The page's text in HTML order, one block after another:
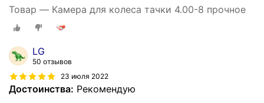
Товар — Камера для колеса тачки 4.00-8 прочное
LG
50 отзывов
23 июля 2022
Достоинства: Рекомендую